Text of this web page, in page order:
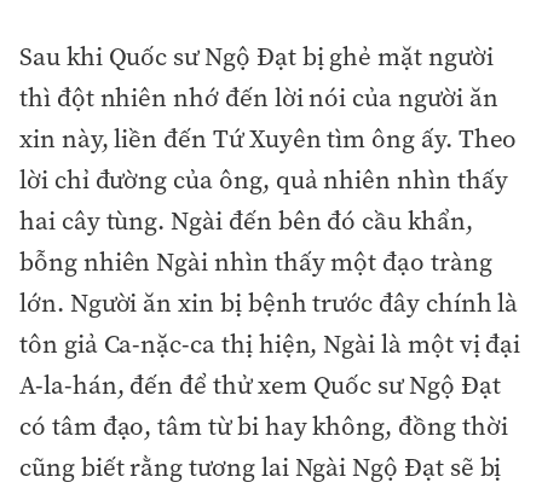
Sau khi Quốc sư Ngộ Đạt bị ghẻ mặt người
thì đột nhiên nhớ đến lời nói của người ăn
xin này, liền đến Tứ Xuyên tìm ông ấy. Theo
lời chỉ đường của ông, quả nhiên nhìn thấy
hai cây tùng. Ngài đến bên đó cầu khẩn,
bỗng nhiên Ngài nhìn thấy một đạo tràng
lớn. Người ăn xin bị bệnh trước đây chính là
tôn giả Ca-nặc-ca thị hiện, Ngài là một vị đại
A-la-hán, đến để thử xem Quốc sư Ngộ Đạt
có tâm đạo, tâm từ bi hay không, đồng thời
cũng biết rằng tương lai Ngài Ngộ Đạt sẽ bị